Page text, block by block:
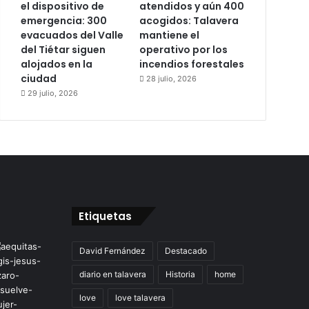
el dispositivo de
emergencia: 300
evacuados del Valle
del Tiétar siguen
alojados en la
ciudad
29 julio, 2026
atendidos y aún 400
acogidos: Talavera
mantiene el
operativo por los
incendios forestales
28 julio, 2026
Etiquetas
David Fernández Destacado
diario en talavera Historia home
love love talavera